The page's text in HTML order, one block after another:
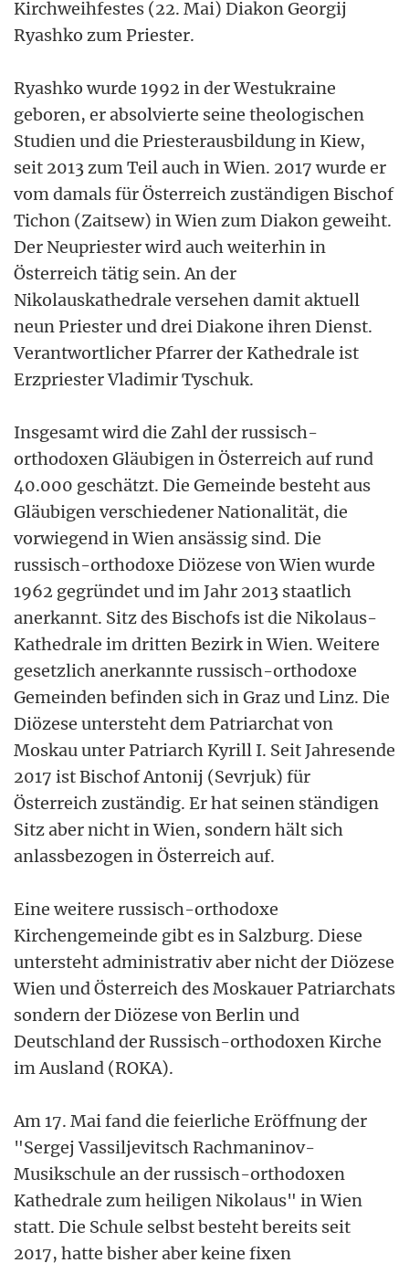
Kirchweihfestes (22. Mai) Diakon Georgij
Ryashko zum Priester.
Ryashko wurde 1992 in der Westukraine
geboren, er absolvierte seine theologischen
Studien und die Priesterausbildung in Kiew,
seit 2013 zum Teil auch in Wien. 2017 wurde er
vom damals für Österreich zuständigen Bischof
Tichon (Zaitsew) in Wien zum Diakon geweiht.
Der Neupriester wird auch weiterhin in
Österreich tätig sein. An der
Nikolauskathedrale versehen damit aktuell
neun Priester und drei Diakone ihren Dienst.
Verantwortlicher Pfarrer der Kathedrale ist
Erzpriester Vladimir Tyschuk.
Insgesamt wird die Zahl der russisch-
orthodoxen Gläubigen in Österreich auf rund
40.000 geschätzt. Die Gemeinde besteht aus
Gläubigen verschiedener Nationalität, die
vorwiegend in Wien ansässig sind. Die
russisch-orthodoxe Diözese von Wien wurde
1962 gegründet und im Jahr 2013 staatlich
anerkannt. Sitz des Bischofs ist die Nikolaus-
Kathedrale im dritten Bezirk in Wien. Weitere
gesetzlich anerkannte russisch-orthodoxe
Gemeinden befinden sich in Graz und Linz. Die
Diözese untersteht dem Patriarchat von
Moskau unter Patriarch Kyrill I. Seit Jahresende
2017 ist Bischof Antonij (Sevrjuk) für
Österreich zuständig. Er hat seinen ständigen
Sitz aber nicht in Wien, sondern hält sich
anlassbezogen in Österreich auf.
Eine weitere russisch-orthodoxe
Kirchengemeinde gibt es in Salzburg. Diese
untersteht administrativ aber nicht der Diözese
Wien und Österreich des Moskauer Patriarchats
sondern der Diözese von Berlin und
Deutschland der Russisch-orthodoxen Kirche
im Ausland (ROKA).
Am 17. Mai fand die feierliche Eröffnung der
"Sergej Vassiljevitsch Rachmaninov-
Musikschule an der russisch-orthodoxen
Kathedrale zum heiligen Nikolaus" in Wien
statt. Die Schule selbst besteht bereits seit
2017, hatte bisher aber keine fixen